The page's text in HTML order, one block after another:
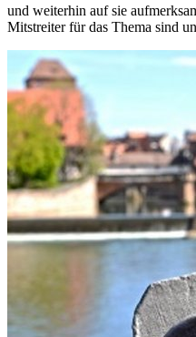
und weiterhin auf sie
Mitstreiter für das Thema sind